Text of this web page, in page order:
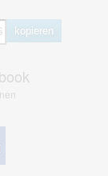
kopieren